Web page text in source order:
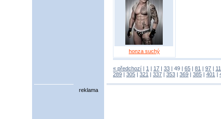
honza suchý
« předchozí 1 17 33 49 65 81 97
289
305 321 337 353 369 385 401
reklama